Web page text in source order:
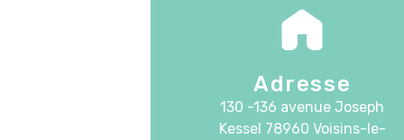
Adresse
130 -136 avenue Joseph
Kessel 78960 Voisins-le-